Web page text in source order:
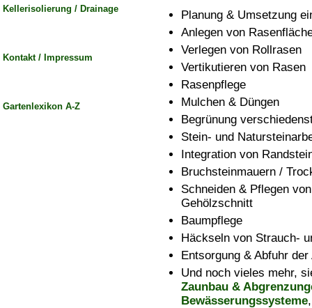
Kellerisolierung / Drainage
Kontakt / Impressum
Gartenlexikon A-Z
Planung & Umsetzung
Anlegen von
Verlegen von Rollrasen
Vertikutieren von Rasen
Rasenpflege
Mulchen & Düngen
Begrünung
Stein- und
Integration von
Bruchsteinmauern /
Schneiden & Pflegen
Gehölzschnitt
Baumpflege
Häckseln von Strauch-
Entsorgung & Abfuhr
Und noch vieles mehr,
Zaunbau &
Bewässerungssysteme